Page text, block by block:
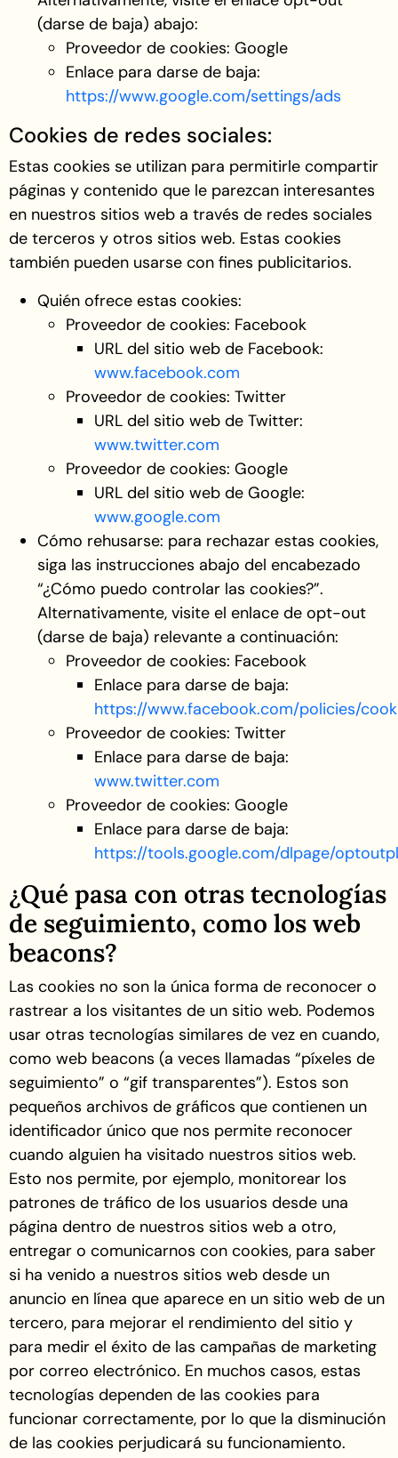
(darse de baja) abajo:
Proveedor de cookies: Google
Enlace para darse de baja:
https://www.google.com/settings/ads
Cookies de redes sociales:
Estas cookies se utilizan para permitirle compartir
páginas y contenido que le parezcan interesantes
en nuestros sitios web a través de redes sociales
de terceros y otros sitios web. Estas cookies
también pueden usarse con fines publicitarios.
Quién ofrece estas cookies:
Proveedor de cookies: Facebook
URL del sitio web de Facebook:
www.facebook.com
Proveedor de cookies: Twitter
URL del sitio web de Twitter:
www.twitter.com
Proveedor de cookies: Google
URL del sitio web de Google:
www.google.com
Cómo rehusarse: para rechazar estas cookies,
siga las instrucciones abajo del encabezado
“¿Cómo puedo controlar las cookies?”.
Alternativamente, visite el enlace de opt-out
(darse de baja) relevante a continuación:
Proveedor de cookies: Facebook
Enlace para darse de baja:
https://www.facebook.com/policies/
Proveedor de cookies: Twitter
Enlace para darse de baja:
www.twitter.com
Proveedor de cookies: Google
Enlace para darse de baja:
https://tools.google.com/dlpage/
¿Qué pasa con otras tecnologías
de seguimiento, como los web
beacons?
Las cookies no son la única forma de reconocer o
rastrear a los visitantes de un sitio web. Podemos
usar otras tecnologías similares de vez en cuando,
como web beacons (a veces llamadas “píxeles de
seguimiento” o “gif transparentes”). Estos son
pequeños archivos de gráficos que contienen un
identificador único que nos permite reconocer
cuando alguien ha visitado nuestros sitios web.
Esto nos permite, por ejemplo, monitorear los
patrones de tráfico de los usuarios desde una
página dentro de nuestros sitios web a otro,
entregar o comunicarnos con cookies, para saber
si ha venido a nuestros sitios web desde un
anuncio en línea que aparece en un sitio web de un
tercero, para mejorar el rendimiento del sitio y
para medir el éxito de las campañas de marketing
por correo electrónico. En muchos casos, estas
tecnologías dependen de las cookies para
funcionar correctamente, por lo que la disminución
de las cookies perjudicará su funcionamiento.